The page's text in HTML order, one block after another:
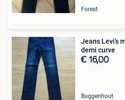
Forest
Jeans Levi’s
demi curve
€ 16,00
Buggenhout